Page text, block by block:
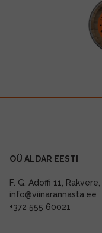
OÜ ALDAR EESTI
F. G. Adoffi 11,
info@viinarannasta.ee
+372 555 60021